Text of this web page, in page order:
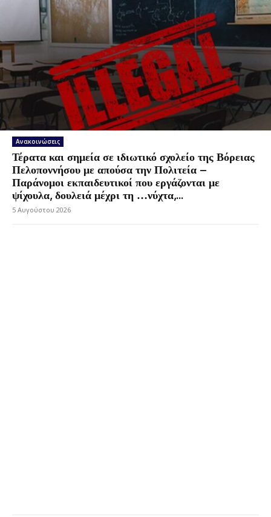
Ανακοινώσεις
Τέρατα και σημεία σε ιδιωτικό σχολείο της Βόρειας
Πελοποννήσου με απούσα την Πολιτεία –
Παράνομοι εκπαιδευτικοί που εργάζονται με
ψίχουλα, δουλειά μέχρι τη …νύχτα,...
5 Αυγούστου 2026